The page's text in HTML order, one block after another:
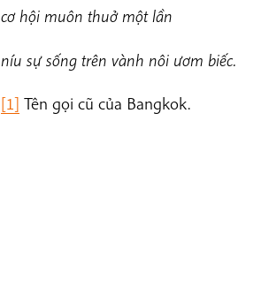
cơ hội muôn thuở một lần
níu sự sống trên vành nôi ươm biếc.
[1] Tên gọi cũ của Bangkok.